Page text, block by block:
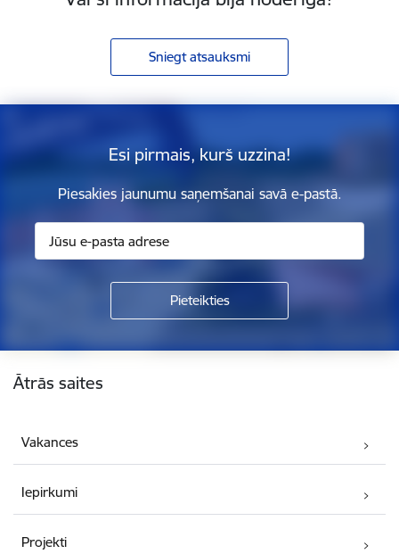
Sniegt atsauksmi
Esi pirmais, kurš uzzina!
Piesakies jaunumu saņemšanai savā e-pastā.
Ātrās saites
Vakances
Iepirkumi
Projekti